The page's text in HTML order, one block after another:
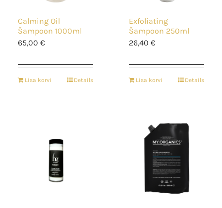
Calming Oil
Šampoon 1000ml
65,00 €
Lisa korvi Details
Exfoliating
Šampoon 250ml
26,40 €
Lisa korvi Details